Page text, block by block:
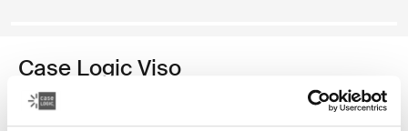
Case Logic Viso
estuche para cámaras sin espejo/DSLR